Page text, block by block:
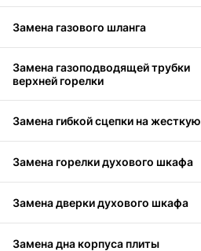
Замена газового шланга
Замена газоподводящей трубки
верхней горелки
Замена гибкой сцепки на жесткую
Замена горелки духового шкафа
Замена дверки духового шкафа
Замена дна корпуса плиты